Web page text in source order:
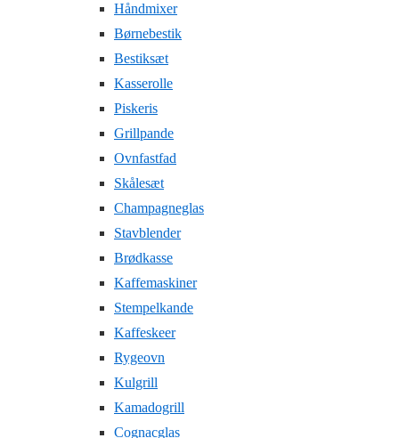
Håndmixer
Børnebestik
Bestiksæt
Kasserolle
Piskeris
Grillpande
Ovnfastfad
Skålesæt
Champagneglas
Stavblender
Brødkasse
Kaffemaskiner
Stempelkande
Kaffeskeer
Rygeovn
Kulgrill
Kamadogrill
Cognacglas